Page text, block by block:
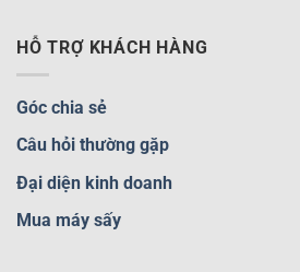
HỖ TRỢ KHÁCH HÀNG
Góc chia sẻ
Câu hỏi thường gặp
Đại diện kinh doanh
Mua máy sấy